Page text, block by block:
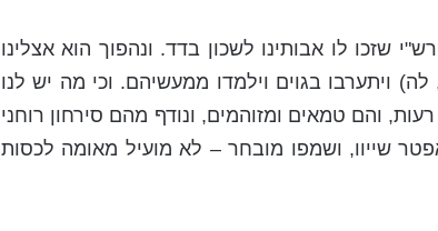
שזכו לו אבותינו לשכון בדד. ונהפוך הוא אצלינו
ויתערבו בגוים וילמדו ממעשיהם. וכי מה יש לנו
והם טמאים ומזוהמים, ונודף מהם סירחון רוחני
שייוו, ושמפו מובחר – לא מועיל מאומה לכסות